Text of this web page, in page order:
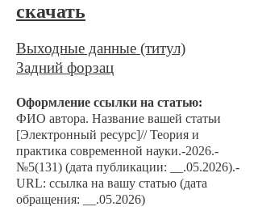
скачать
Выходные данные (титул)
Задний форзац
Оформление ссылки на статью:
ФИО автора. Название вашей статьи
[Электронный ресурс]// Теория и
практика современной науки.-2026.-
№5(131) (дата публикации: __.05.2026).-
URL: ссылка на вашу статью (дата
обращения: __.05.2026)